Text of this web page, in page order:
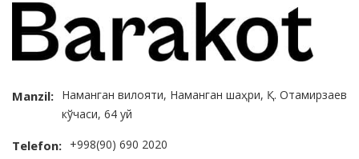
Manzil: Наманган вилояти, Наманган шаҳри, Қ. Отамирзаев
кўчаси, 64 уй
Telefon: +998(90) 690 2020